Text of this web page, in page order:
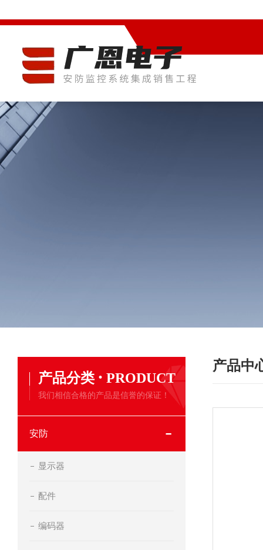
产品分类 · PRODUCT
我们相信合格的产品是信誉的保证！
安防
显示器
配件
编码器
产品中